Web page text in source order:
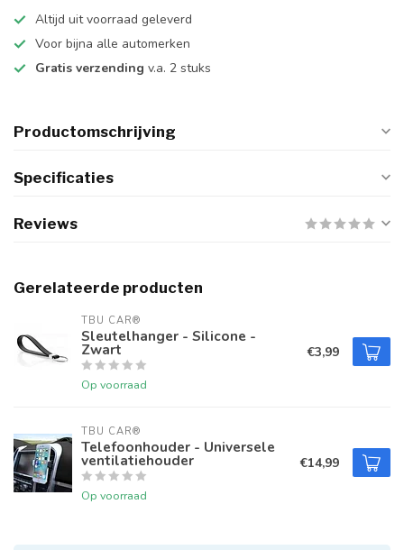
Altijd uit voorraad geleverd
Voor bijna alle automerken
Gratis verzending v.a. 2 stuks
Productomschrijving
Specificaties
Reviews
Gerelateerde producten
TBU CAR®
Sleutelhanger - Silicone -
Zwart
Op voorraad
€3,99
TBU CAR®
Telefoonhouder - Universele
ventilatiehouder
Op voorraad
€14,99